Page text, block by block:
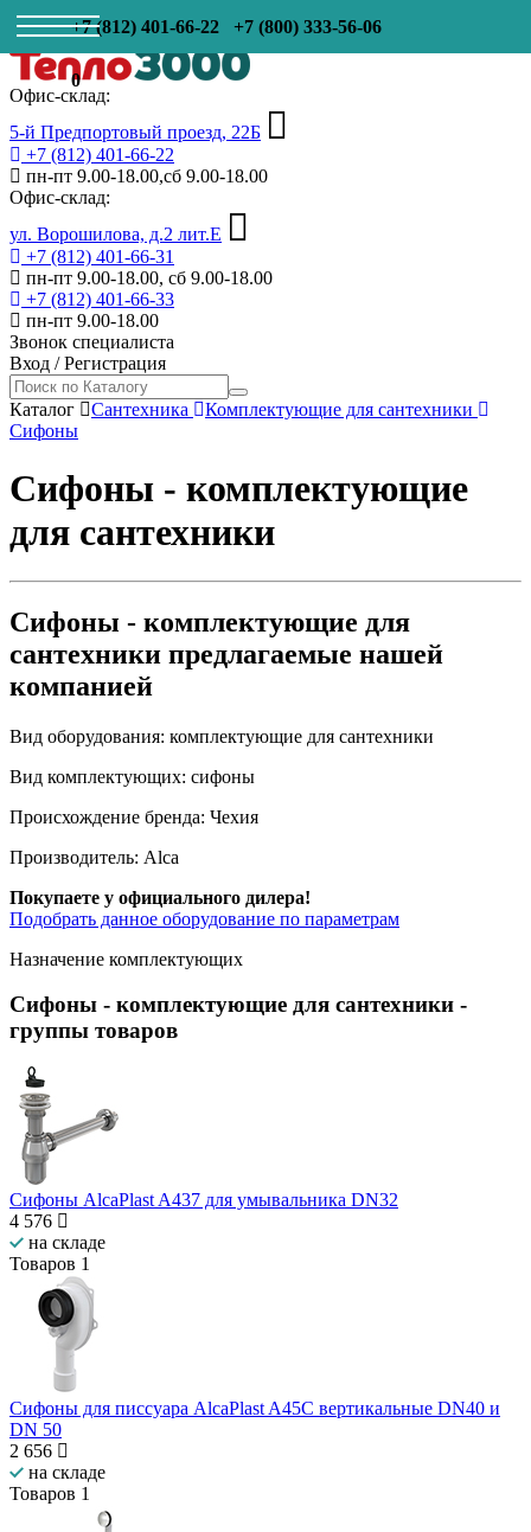
+7 (812) 401-66-22 +7 (800) 333-56-06
0
Офис-склад:
5-й Предпортовый проезд, 22Б
+7 (812) 401-66-22
пн-пт 9.00-18.00,сб 9.00-18.00
Офис-склад:
ул. Ворошилова, д.2 лит.Е
+7 (812) 401-66-31
пн-пт 9.00-18.00, сб 9.00-18.00
+7 (812) 401-66-33
пн-пт 9.00-18.00
Звонок специалиста
Вход /Регистрация
Каталог Сантехника
Комплектующие для сантехники
Сифоны
Сифоны - комплектующие
для сантехники
Сифоны - комплектующие для
сантехники предлагаемые нашей
компанией
Вид оборудования: комплектующие для сантехники
Вид комплектующих: сифоны
Происхождение бренда: Чехия
Производитель: Alca
Покупаете у официального дилера!
Подобрать данное оборудование по параметрам
Назначение комплектующих
Сифоны - комплектующие для сантехники -
группы товаров
Сифоны AlcaPlast A437 для умывальника DN32
4 576
на складе
Товаров 1
Сифоны для писсуара AlcaPlast A45C вертикальные DN40 и
DN 50
2 656
на складе
Товаров 1